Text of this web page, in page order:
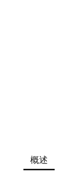
概述